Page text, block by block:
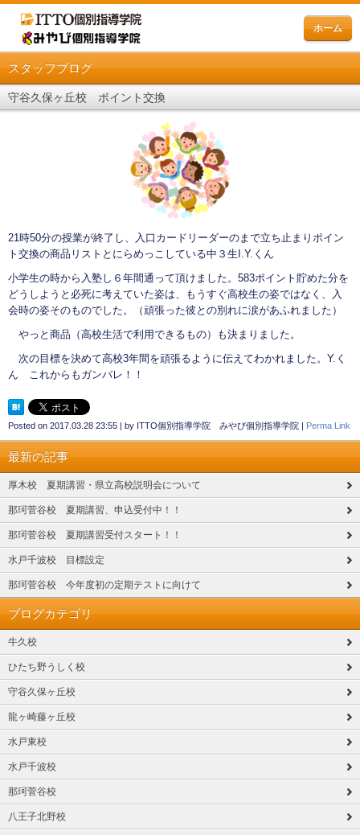
ホーム
スタッフブログ
守谷久保ヶ丘校 ポイント交換
21時50分の授業が終了し、入口カードリーダーのまで立ち止まりポイン
ト交換の商品リストとにらめっこしている中３生I.Y.くん
小学生の時から入塾し６年間通って頂けました。583ポイント貯めた分を
どうしようと必死に考えていた姿は、もうすぐ高校生の姿ではなく、入
会時の姿そのものでした。（頑張った彼との別れに涙があふれました）
やっと商品（高校生活で利用できるもの）も決まりました。
次の目標を決めて高校3年間を頑張るように伝えてわかれました。Y.く
ん これからもガンバレ！！
Posted on 2017.03.28 23:55 | by ITTO個別指導学院 みやび個別指導学院 | Perma Link
最新の記事
厚木校 夏期講習・県立高校説明会について
那珂菅谷校 夏期講習、申込受付中！！
那珂菅谷校 夏期講習受付スタート！！
水戸千波校 目標設定
那珂菅谷校 今年度初の定期テストに向けて
ブログカテゴリ
牛久校
ひたち野うしく校
守谷久保ヶ丘校
龍ヶ崎藤ヶ丘校
水戸東校
水戸千波校
那珂菅谷校
八王子北野校